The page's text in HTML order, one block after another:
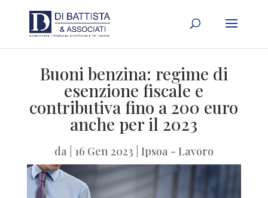
Buoni benzina: regime di
esenzione fiscale e
contributiva fino a 200 euro
anche per il 2023
da 16 Gen 2023 Ipsoa - Lavoro